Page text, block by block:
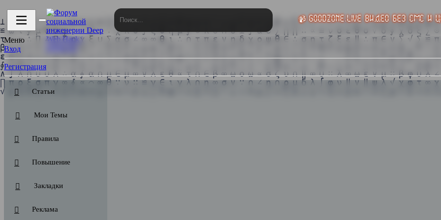
3.0 ⚙ | ОТРИСОВЩИКИ БОЛЬШЕ НЕ НУЖНЫ! 📹 GoodZone.live видео без смс и цензуры
Меню
Вход
Регистрация
Статьи
Мои Темы
Правила
Повышение
Закладки
Реклама